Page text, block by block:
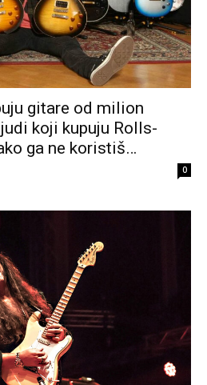
gitare od milion
koji kupuju Rolls-
ga ne koristiš…
0